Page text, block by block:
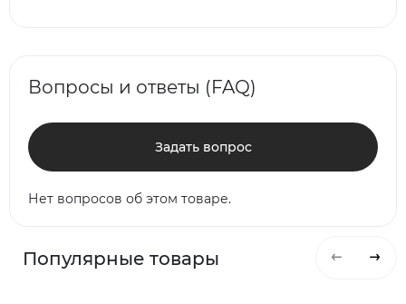
Вопросы и ответы (FAQ)
Задать вопрос
Нет вопросов об этом товаре.
Популярные товары